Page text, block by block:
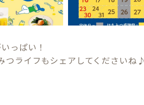
っぱい！
つライフもシェアしてくださいね♪